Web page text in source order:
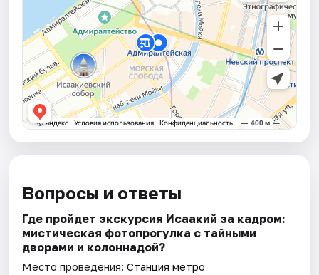
Вопросы и ответы
Где пройдет экскурсия Исаакий за кадром:
мистическая фотопрогулка с тайными
дворами и колоннадой?
Место проведения:Станция метро